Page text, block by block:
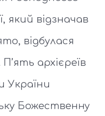
який відзначав
відбулася
архієреїв
України
Божественну